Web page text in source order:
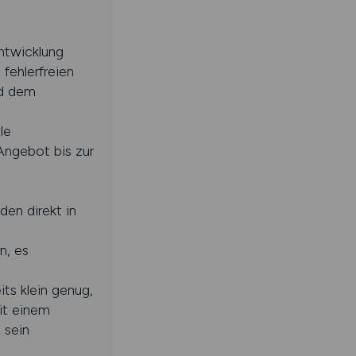
dem
bis zur
direkt in
es
klein genug,
einem